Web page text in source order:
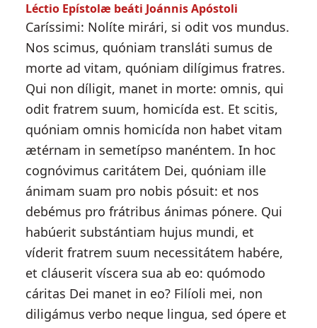
Léctio Epístolæ beáti Joánnis Apóstoli
Caríssimi: Nolíte mirári, si odit vos mundus.
Nos scimus, quóniam transláti sumus de
morte ad vitam, quóniam dilígimus fratres.
Qui non díligit, manet in morte: omnis, qui
odit fratrem suum, homicída est. Et scitis,
quóniam omnis homicída non habet vitam
ætérnam in semetípso manéntem. In hoc
cognóvimus caritátem Dei, quóniam ille
ánimam suam pro nobis pósuit: et nos
debémus pro frátribus ánimas pónere. Qui
habúerit substántiam hujus mundi, et
víderit fratrem suum necessitátem habére,
et cláuserit víscera sua ab eo: quómodo
cáritas Dei manet in eo? Filíoli mei, non
diligámus verbo neque lingua, sed ópere et